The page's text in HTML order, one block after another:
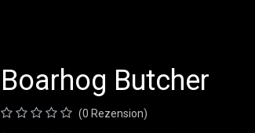
Boarhog Butcher
(0 Rezension)